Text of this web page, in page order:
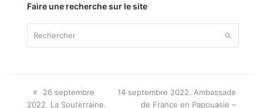
Faire une recherche sur le site
Onglet
précédent:
26 septembre
2022. La Souterraine.
next
14 septembre 2022. Ambassade
de France en Papouasie –